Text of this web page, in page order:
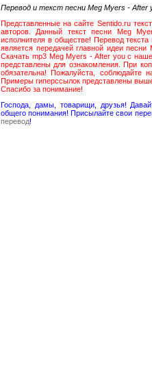
Перевод и текст песни Meg Myers -
Представленные на сайте Sentido.ru
авторов. Данный текст песни Meg
исполнителя в обществе! Перевод
является передачей главной идеи
Скачать mp3 Meg Myers - After you с
представлены для ознакомления. При
обязательна! Пожалуйста,
Примеры гиперссылок представлены
Спасибо за понимание!
Господа, дамы, товарищи, друзья!
общего понимания! Присылайте свои
перевод!